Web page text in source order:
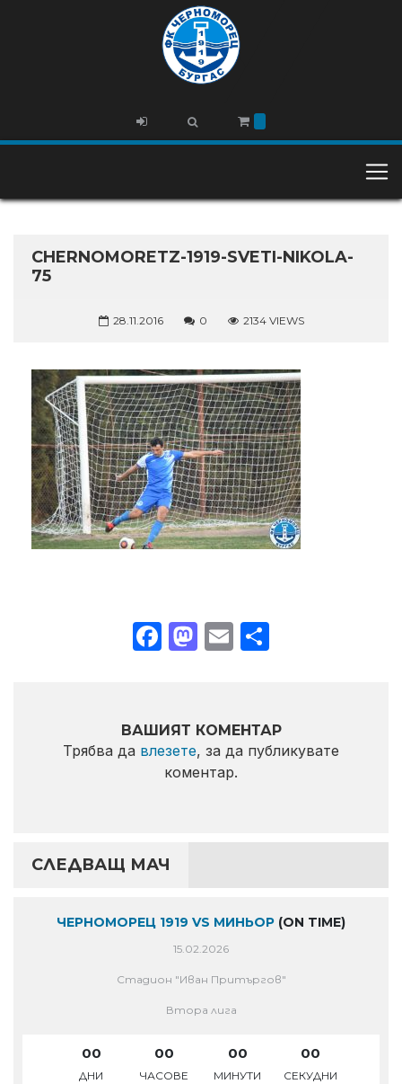
CHERNOMORETZ-1919-SVETI-NIKOLA-
75
28.11.2016 0 2134 VIEWS
Facebook
Mastodon
Email
ВАШИЯТ КОМЕНТАР
Трябва да влезете, за да публикувате
коментар.
СЛЕДВАЩ МАЧ
ЧЕРНОМОРЕЦ 1919 VS МИНЬОР (ON TIME)
15.02.2026
Стадион "Иван Притъргов"
Втора лига
00
ДНИ
00
ЧАСОВЕ
00
МИНУТИ
00
СЕКУДНИ